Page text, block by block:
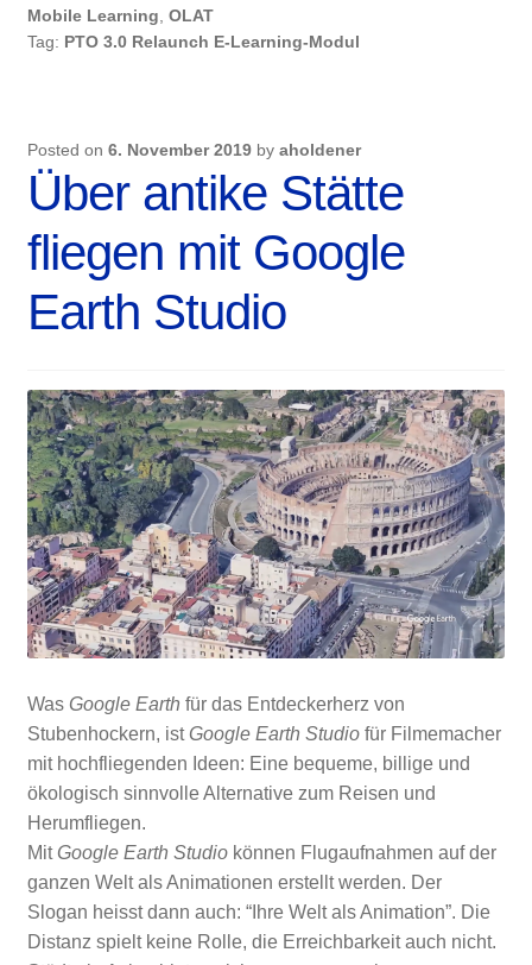
Mobile Learning OLAT
Tag: PTO 3.0 Relaunch E-Learning-Modul
Posted on 6. November 2019 by aholdener
Über antike Stätte
fliegen mit Google
Earth Studio
Was Google Earth für das Entdeckerherz von
Stubenhockern, istGoogle Earth Studiofür Filmemacher
mit hochfliegenden Ideen: Eine bequeme, billige und
ökologisch sinnvolle Alternative zum Reisen und
Herumfliegen.
MitGoogle Earth Studiokönnen Flugaufnahmen auf der
ganzen Welt als Animationen erstellt werden. Der
Slogan heisst dann auch: “Ihre Welt als Animation”. Die
Distanz spielt keine Rolle, die Erreichbarkeit auch nicht.